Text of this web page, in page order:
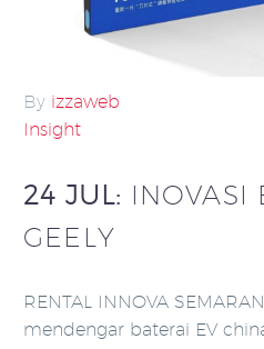
By izzaweb
Insight
24 JUL: INOVASI
GEELY
RENTAL INNOVA
mendengar baterai EV